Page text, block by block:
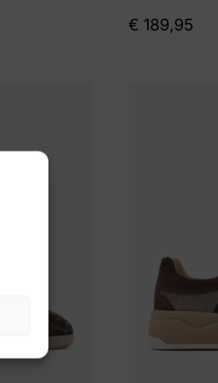
€ 189,95